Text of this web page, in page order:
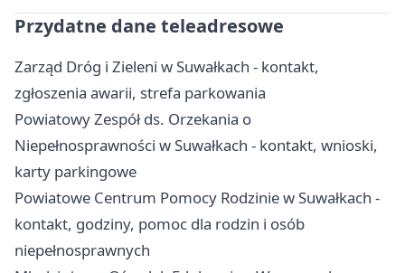
Przydatne dane teleadresowe
Zarząd Dróg i Zieleni w Suwałkach - kontakt,
zgłoszenia awarii, strefa parkowania
Powiatowy Zespół ds. Orzekania o
Niepełnosprawności w Suwałkach - kontakt, wnioski,
karty parkingowe
Powiatowe Centrum Pomocy Rodzinie w Suwałkach -
kontakt, godziny, pomoc dla rodzin i osób
niepełnosprawnych